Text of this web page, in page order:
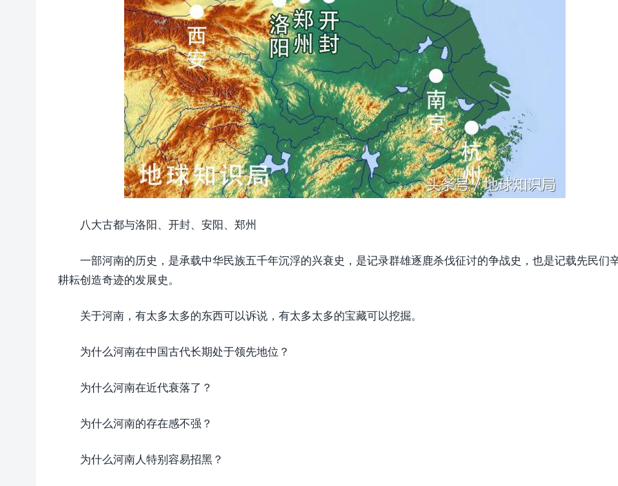
八大古都与洛阳、开封、安阳、郑州
一部河南的历史，是承载中华民族五千年沉浮的兴衰史，是记录群雄逐鹿杀伐征讨的争战史，也是记载先民们
耕耘创造奇迹的发展史。
关于河南，有太多太多的东西可以诉说，有太多太多的宝藏可以挖掘。
为什么河南在中国古代长期处于领先地位？
为什么河南在近代衰落了？
为什么河南的存在感不强？
为什么河南人特别容易招黑？